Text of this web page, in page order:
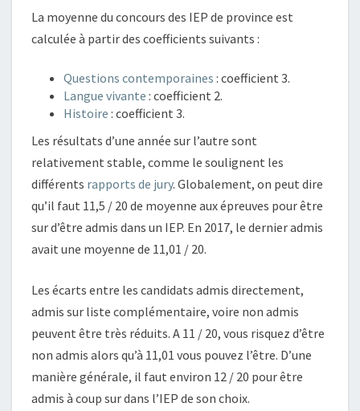
La moyenne du concours des IEP de province est
calculée à partir des coefficients suivants :
Questions contemporaines : coefficient 3.
Langue vivante : coefficient 2.
Histoire : coefficient 3.
Les résultats d’une année sur l’autre sont
relativement stable, comme le soulignent les
différents rapports de jury. Globalement, on peut dire
qu’il faut 11,5 / 20 de moyenne aux épreuves pour être
sur d’être admis dans un IEP. En 2017, le dernier admis
avait une moyenne de 11,01 / 20.
Les écarts entre les candidats admis directement,
admis sur liste complémentaire, voire non admis
peuvent être très réduits. A 11 / 20, vous risquez d’être
non admis alors qu’à 11,01 vous pouvez l’être. D’une
manière générale, il faut environ 12 / 20 pour être
admis à coup sur dans l’IEP de son choix.